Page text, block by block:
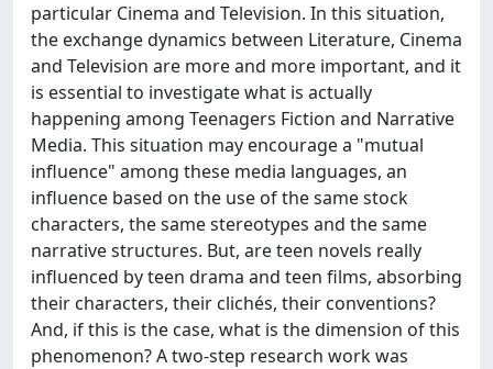
particular Cinema and Television. In this situation,
the exchange dynamics between Literature, Cinema
and Television are more and more important, and it
is essential to investigate what is actually
happening among Teenagers Fiction and Narrative
Media. This situation may encourage a "mutual
influence" among these media languages, an
influence based on the use of the same stock
characters, the same stereotypes and the same
narrative structures. But, are teen novels really
influenced by teen drama and teen films, absorbing
their characters, their clichés, their conventions?
And, if this is the case, what is the dimension of this
phenomenon? A two-step research work was